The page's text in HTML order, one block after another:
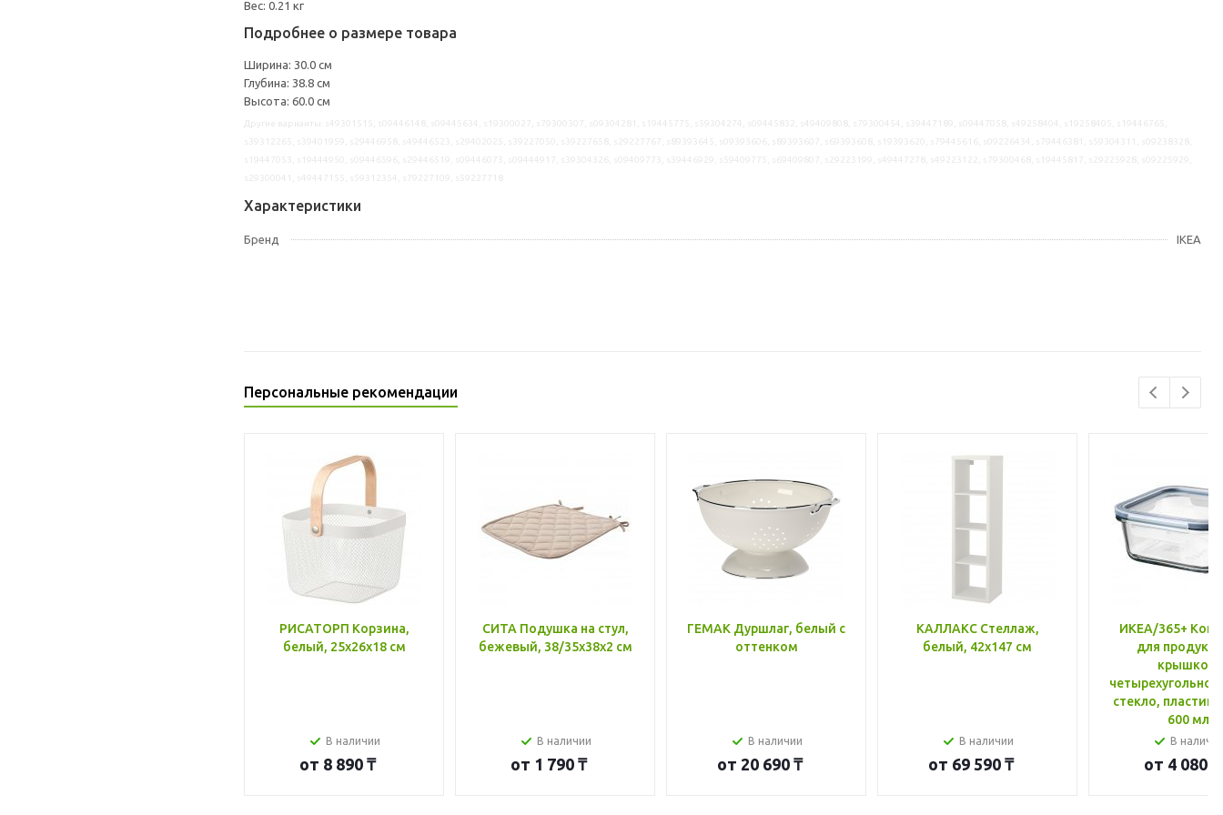
Вес: 0.21 кг
Подробнее о размере товара
Ширина: 30.0 см
Глубина: 38.8 см
Высота: 60.0 см
Характеристики
Бренд IKEA
Персональные рекомендации
РИСАТОРП Корзина,
белый, 25x26x18 см
В наличии
от 8 890 ₸
СИТА Подушка на стул,
бежевый, 38/35x38x2 см
В наличии
от 1 790 ₸
ГЕМАК Дуршлаг, белый с
оттенком
В наличии
от 20 690 ₸
КАЛЛАКС Стеллаж,
белый, 42x147 см
В наличии
от 69 590 ₸
ИКЕА/365+
для
крышкой,
стекло, пластик
600 мл
В
от 4 080 ₸